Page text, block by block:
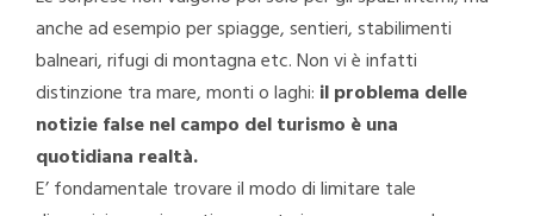
anche ad esempio per spiagge, sentieri, stabilimenti
balneari, rifugi di montagna etc. Non vi è infatti
distinzione tra mare, monti o laghi: il problema delle
notizie false nel campo del turismo è una
quotidiana realtà.
E’ fondamentale trovare il modo di limitare tale